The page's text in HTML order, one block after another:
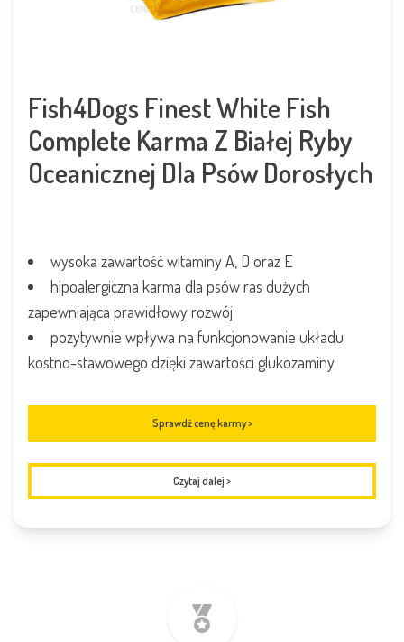
Fish4Dogs Finest White Fish
Complete Karma Z Białej Ryby
Oceanicznej Dla Psów Dorosłych
wysoka zawartość witaminy A, D oraz E
hipoalergiczna karma dla psów ras dużych
zapewniająca prawidłowy rozwój
pozytywnie wpływa na funkcjonowanie układu
kostno-stawowego dzięki zawartości glukozaminy
Sprawdź cenę karmy >
Czytaj dalej >